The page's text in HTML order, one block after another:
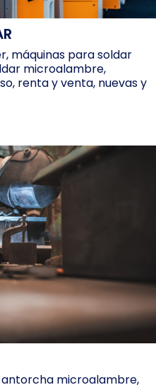
máquinas para soldar
microalambre,
renta y venta, nuevas y
antorcha microalambre,